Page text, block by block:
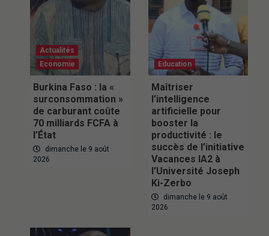
Actualités
Economie
Burkina Faso : la «
surconsommation »
de carburant coûte
70 milliards FCFA à
l’État
dimanche le 9 août
2026
Education
Maîtriser
l’intelligence
artificielle pour
booster la
productivité : le
succès de l’initiative
Vacances IA2 à
l’Université Joseph
Ki-Zerbo
dimanche le 9 août
2026